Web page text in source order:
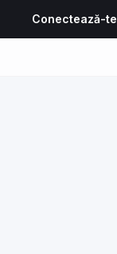
Conectează-te